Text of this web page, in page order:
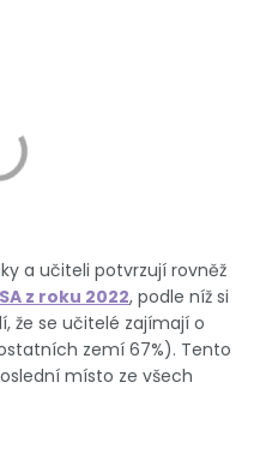
a učiteli potvrzují rovněž
z roku 2022, podle níž si
že se učitelé zajímají o
zemí 67%). Tento
místo ze všech